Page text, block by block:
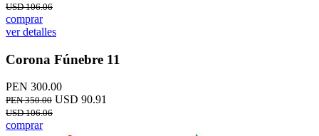
USD 106.06
comprar
ver detalles
Corona Fúnebre 11
PEN 300.00
PEN 350.00 USD 90.91
USD 106.06
comprar